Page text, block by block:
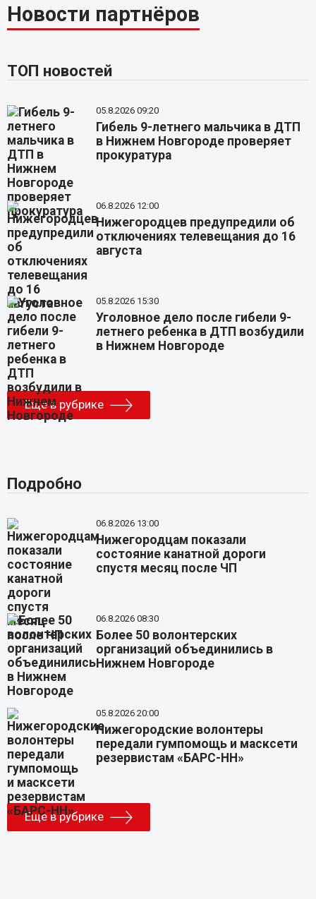
Новости партнёров
ТОП новостей
05.8.2026 09:20
Гибель 9-летнего мальчика в ДТП
в Нижнем Новгороде проверяет
прокуратура
06.8.2026 12:00
Нижегородцев предупредили об
отключениях телевещания до 16
августа
05.8.2026 15:30
Уголовное дело после гибели 9-
летнего ребенка в ДТП возбудили
в Нижнем Новгороде
Еще в рубрике
Подробно
06.8.2026 13:00
Нижегородцам показали
состояние канатной дороги
спустя месяц после ЧП
06.8.2026 08:30
Более 50 волонтерских
организаций объединились в
Нижнем Новгороде
05.8.2026 20:00
Нижегородские волонтеры
передали гумпомощь и масксети
резервистам «БАРС-НН»
Еще в рубрике